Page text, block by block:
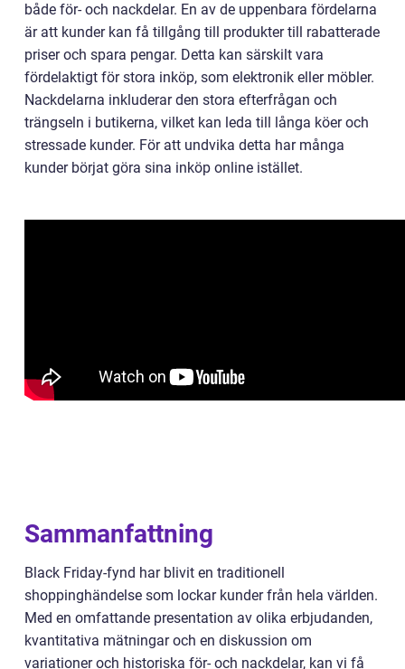
både för- och nackdelar. En av de uppenbara fördelarna
är att kunder kan få tillgång till produkter till rabatterade
priser och spara pengar. Detta kan särskilt vara
fördelaktigt för stora inköp, som elektronik eller möbler.
Nackdelarna inkluderar den stora efterfrågan och
trängseln i butikerna, vilket kan leda till långa köer och
stressade kunder. För att undvika detta har många
kunder börjat göra sina inköp online istället.
Sammanfattning
Black Friday-fynd har blivit en traditionell
shoppinghändelse som lockar kunder från hela världen.
Med en omfattande presentation av olika erbjudanden,
kvantitativa mätningar och en diskussion om
variationer och historiska för- och nackdelar, kan vi få